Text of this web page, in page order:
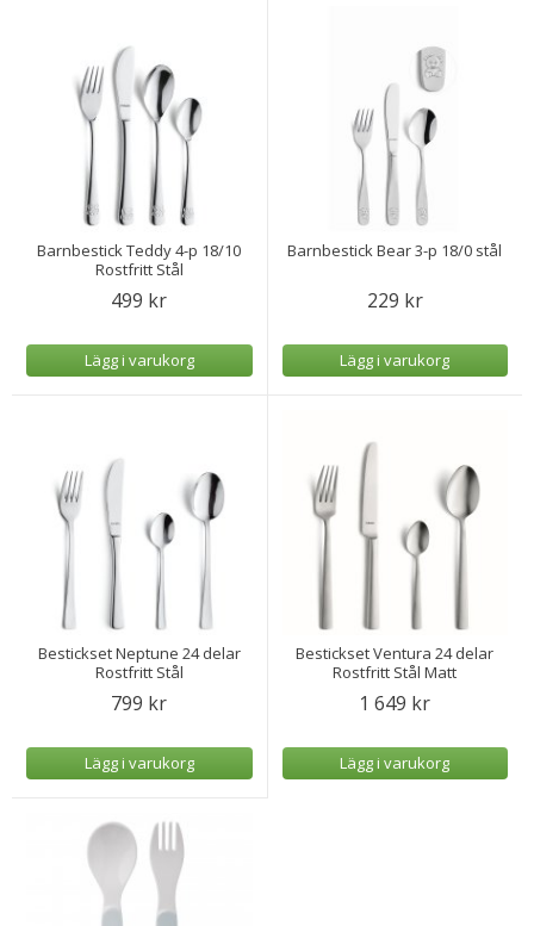
Barnbestick Teddy 4-p 18/10
Rostfritt Stål
499 kr
Lägg i varukorg
Barnbestick Bear 3-p 18/0 stål
229 kr
Lägg i varukorg
Bestickset Neptune 24 delar
Rostfritt Stål
799 kr
Lägg i varukorg
Bestickset Ventura 24 delar
Rostfritt Stål Matt
1 649 kr
Lägg i varukorg